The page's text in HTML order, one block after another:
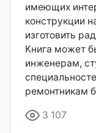
имеющих
конструкции
изготовить
Книга может
инженерам,
ремонтникам
3 107